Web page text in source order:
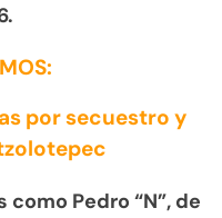
por secuestro y
Pedro “N”, de